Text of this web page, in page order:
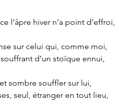
l’âpre hiver n’a point d’effroi,
sur celui qui, comme moi,
d’un stoïque ennui,
sombre souffler sur lui,
seul, étranger en tout lieu,